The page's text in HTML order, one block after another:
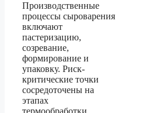
Производственные
процессы сыроварения
включают
пастеризацию,
созревание,
формирование и
упаковку. Риск-
критические точки
сосредоточены на
этапах
термообработки,